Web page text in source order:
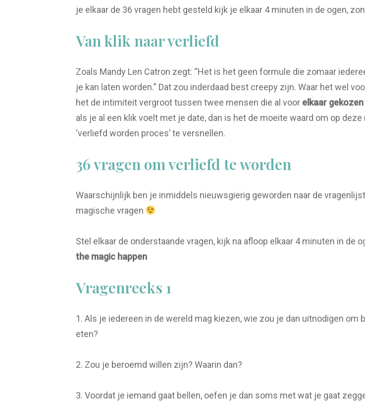
je elkaar de 36 vragen hebt gesteld kijk je elkaar 4 minuten in de ogen,
Van klik naar verliefd
Zoals Mandy Len Catron zegt: “Het is het geen formule die zomaar
je kan laten worden.” Dat zou inderdaad best creepy zijn. Waar het wel
het de intimiteit vergroot tussen twee mensen die al voor elkaar
als je al een klik voelt met je date, dan is het de moeite waard om op
‘verliefd worden proces’ te versnellen.
36 vragen om verliefd te worden
Waarschijnlijk ben je inmiddels nieuwsgierig geworden naar de
magische vragen
Stel elkaar de onderstaande vragen, kijk na afloop elkaar 4 minuten in de
the magic happen
Vragenreeks 1
1. Als je iedereen in de wereld mag kiezen, wie zou je dan uitnodigen om
eten?
2. Zou je beroemd willen zijn? Waarin dan?
3. Voordat je iemand gaat bellen, oefen je dan soms met wat je gaat